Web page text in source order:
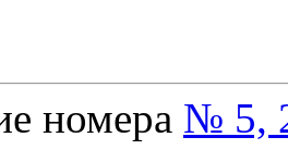
номера № 5,